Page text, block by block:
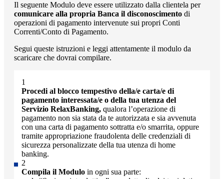
Il seguente Modulo deve essere utilizzato dalla clientela per
comunicare alla propria Banca il disconoscimento di
operazioni di pagamento intervenute sui propri Conti
Correnti/Conto di Pagamento.
Segui queste istruzioni e leggi attentamente il modulo da
scaricare che dovrai compilare.
Procedi al blocco tempestivo della/e carta/e di
pagamento interessata/e o della tua utenza del
Servizio RelaxBanking, qualora l’operazione di
pagamento non sia stata da te autorizzata e sia avvenuta
con una carta di pagamento sottratta e/o smarrita, oppure
tramite appropriazione fraudolenta delle credenziali di
sicurezza personalizzate della tua utenza di home
banking.
Compila il Modulo in ogni sua parte: